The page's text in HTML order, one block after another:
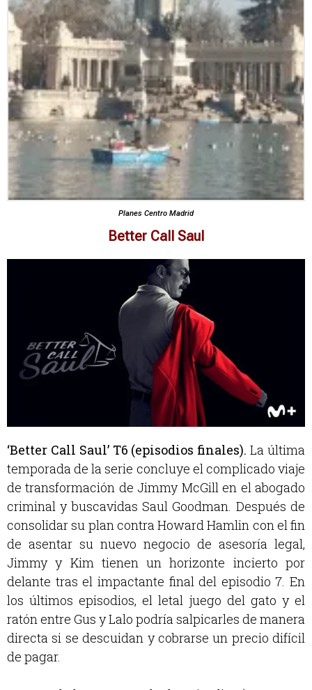
Planes Centro Madrid
Better Call Saul
‘Better Call Saul’ T6 (episodios finales).La última
temporada de la serie concluye el complicado viaje
de transformación de Jimmy McGill en el abogado
criminal y buscavidas Saul Goodman. Después de
consolidar su plan contra Howard Hamlin con el fin
de asentar su nuevo negocio de asesoría legal,
Jimmy y Kim tienen un horizonte incierto por
delante tras el impactante final del episodio 7. En
los últimos episodios, el letal juego del gato y el
ratón entre Gus y Lalo podría salpicarles de manera
directa si se descuidan y cobrarse un precio difícil
de pagar.